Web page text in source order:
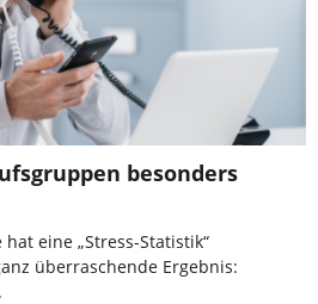
besonders
eine „Stress-Statistik“
überraschende Ergebnis: